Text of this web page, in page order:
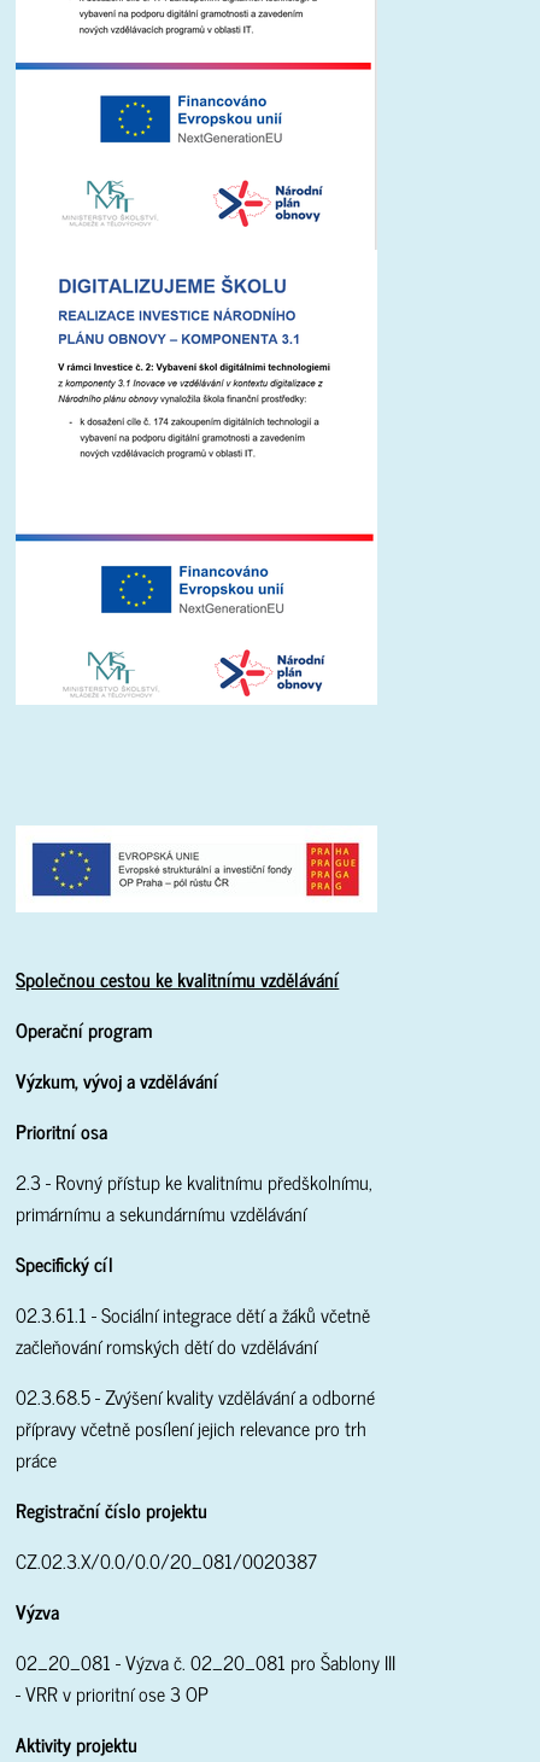
Společnou cestou ke kvalitnímu vzdělávání
Operační program
Výzkum, vývoj a vzdělávání
Prioritní osa
2.3 - Rovný přístup ke kvalitnímu předškolnímu,
primárnímu a sekundárnímu vzdělávání
Specifický cíl
02.3.61.1 - Sociální integrace dětí a žáků včetně
začleňování romských dětí do vzdělávání
02.3.68.5 - Zvýšení kvality vzdělávání a odborné
přípravy včetně posílení jejich relevance pro trh
práce
Registrační číslo projektu
CZ.02.3.X/0.0/0.0/20_081/0020387
Výzva
02_20_081 - Výzva č. 02_20_081 pro Šablony III
- VRR v prioritní ose 3 OP
Aktivity projektu